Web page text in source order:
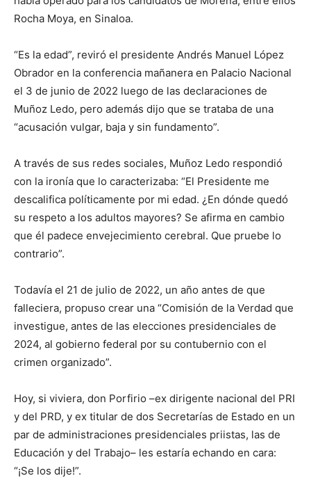
Rocha Moya, en Sinaloa.
“Es la edad”, reviró el presidente Andrés Manuel López
Obrador en la conferencia mañanera en Palacio Nacional
el 3 de junio de 2022 luego de las declaraciones de
Muñoz Ledo, pero además dijo que se trataba de una
“acusación vulgar, baja y sin fundamento”.
A través de sus redes sociales, Muñoz Ledo respondió
con la ironía que lo caracterizaba: “El Presidente me
descalifica políticamente por mi edad. ¿En dónde quedó
su respeto a los adultos mayores? Se afirma en cambio
que él padece envejecimiento cerebral. Que pruebe lo
contrario”.
Todavía el 21 de julio de 2022, un año antes de que
falleciera, propuso crear una “Comisión de la Verdad que
investigue, antes de las elecciones presidenciales de
2024, al gobierno federal por su contubernio con el
crimen organizado”.
Hoy, si viviera, don Porfirio –ex dirigente nacional del PRI
y del PRD, y ex titular de dos Secretarías de Estado en un
par de administraciones presidenciales priistas, las de
Educación y del Trabajo– les estaría echando en cara:
“¡Se los dije!”.